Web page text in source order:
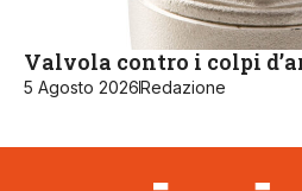
Valvola contro i colpi
5 Agosto 2026Redazione